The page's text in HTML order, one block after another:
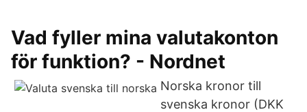
Vad fyller mina valutakonton
för funktion? - Nordnet
Norska kronor till
svenska kronor (DKK